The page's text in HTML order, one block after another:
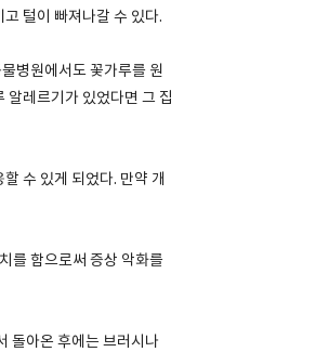
털이 빠져나갈 수 있다.
병원에서도 꽃가루를 원
알레르기가 있었다면 그 집
수 있게 되었다. 만약 개
를 함으로써 증상 악화를
돌아온 후에는 브러시나